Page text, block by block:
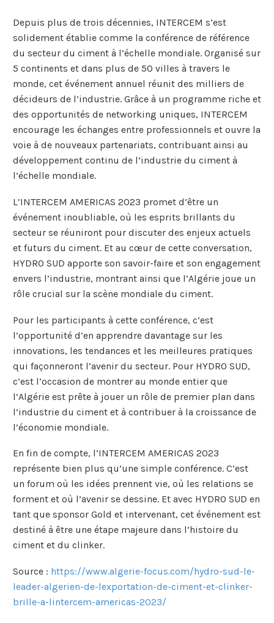
Depuis plus de trois décennies, INTERCEM s’est
solidement établie comme la conférence de référence
du secteur du ciment à l’échelle mondiale. Organisé sur
5 continents et dans plus de 50 villes à travers le
monde, cet événement annuel réunit des milliers de
décideurs de l’industrie. Grâce à un programme riche et
des opportunités de networking uniques, INTERCEM
encourage les échanges entre professionnels et ouvre la
voie à de nouveaux partenariats, contribuant ainsi au
développement continu de l’industrie du ciment à
l’échelle mondiale.
L’INTERCEM AMERICAS 2023 promet d’être un
événement inoubliable, où les esprits brillants du
secteur se réuniront pour discuter des enjeux actuels
et futurs du ciment. Et au cœur de cette conversation,
HYDRO SUD apporte son savoir-faire et son engagement
envers l’industrie, montrant ainsi que l’Algérie joue un
rôle crucial sur la scène mondiale du ciment.
Pour les participants à cette conférence, c’est
l’opportunité d’en apprendre davantage sur les
innovations, les tendances et les meilleures pratiques
qui façonneront l’avenir du secteur. Pour HYDRO SUD,
c’est l’occasion de montrer au monde entier que
l’Algérie est prête à jouer un rôle de premier plan dans
l’industrie du ciment et à contribuer à la croissance de
l’économie mondiale.
En fin de compte, l’INTERCEM AMERICAS 2023
représente bien plus qu’une simple conférence. C’est
un forum où les idées prennent vie, où les relations se
forment et où l’avenir se dessine. Et avec HYDRO SUD en
tant que sponsor Gold et intervenant, cet événement est
destiné à être une étape majeure dans l’histoire du
ciment et du clinker.
Source : https://www.algerie-focus.com/hydro-sud-le-
leader-algerien-de-lexportation-de-ciment-et-clinker-
brille-a-lintercem-americas-2023/